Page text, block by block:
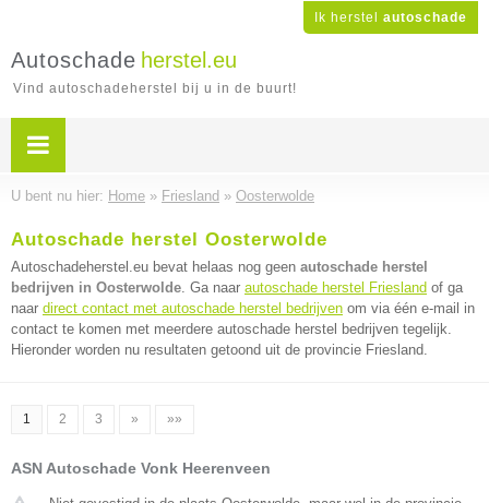
Ik herstel autoschade
Autoschade herstel.eu
Vind autoschadeherstel bij u in de buurt!
U bent nu hier: Home » Friesland » Oosterwolde
Autoschade herstel Oosterwolde
Autoschadeherstel.eu bevat helaas nog geen autoschade herstel
bedrijven in Oosterwolde. Ga naar autoschade herstel Friesland of ga
naar direct contact met autoschade herstel bedrijven om via één e-mail in
contact te komen met meerdere autoschade herstel bedrijven tegelijk.
Hieronder worden nu resultaten getoond uit de provincie Friesland.
1 2 3 » »»
ASN Autoschade Vonk Heerenveen